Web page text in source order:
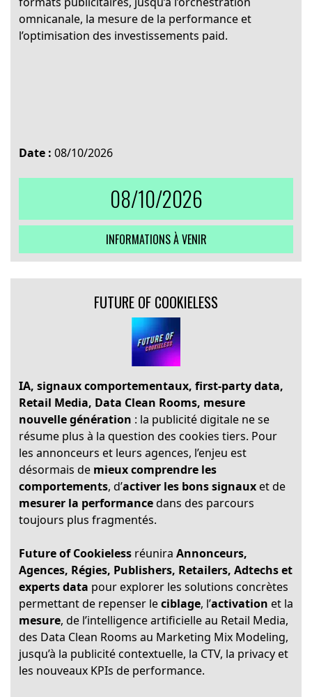
omnicanale, la mesure de la performance et
l’optimisation des investissements paid.
Date : 08/10/2026
08/10/2026
INFORMATIONS À VENIR
FUTURE OF COOKIELESS
IA, signaux comportementaux, first-party data,
Retail Media, Data Clean Rooms, mesure
nouvelle génération : la publicité digitale ne se
résume plus à la question des cookies tiers. Pour
les annonceurs et leurs agences, l’enjeu est
désormais de mieux comprendre les
comportements, d’activer les bons signauxet de
mesurer la performancedans des parcours
toujours plus fragmentés.
Future of Cookielessréunira Annonceurs,
Agences, Régies, Publishers, Retailers, Adtechs et
experts data pour explorer les solutions concrètes
permettant de repenser leciblage, l’activation et la
mesure, de l’intelligence artificielle au Retail Media,
des Data Clean Rooms au Marketing Mix Modeling,
jusqu’à la publicité contextuelle, la CTV, la privacy et
les nouveaux KPIs de performance.